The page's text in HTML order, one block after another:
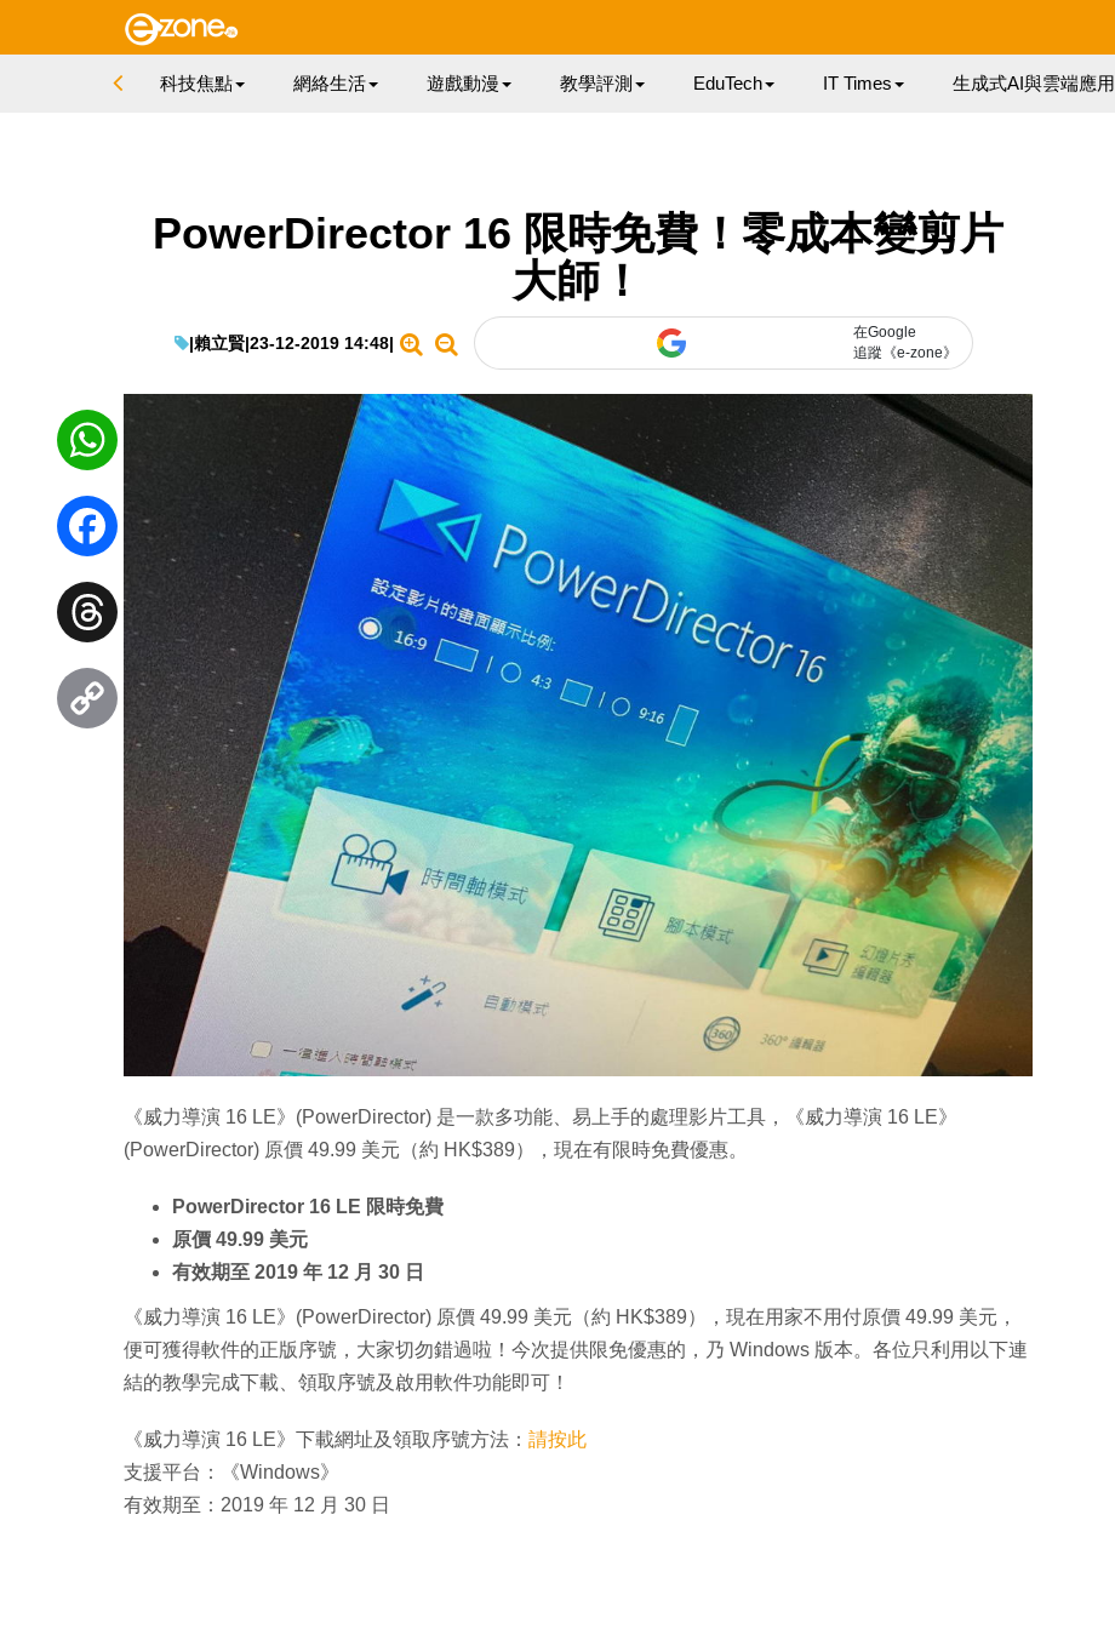
科技焦點 網絡生活 遊戲動漫 教學評測 EduTech IT Times 生成式AI與雲端應用
PowerDirector 16 限時免費！零成本變剪片
大師！
|賴立賢|23-12-2019 14:48|
在Google
追蹤《e-zone》
《威力導演 16 LE》(PowerDirector) 是一款多功能、易上手的處理影片工具，《威力導演 16 LE》
(PowerDirector) 原價 49.99 美元（約 HK$389），現在有限時免費優惠。
PowerDirector 16 LE 限時免費
原價 49.99 美元
有效期至 2019 年 12 月 30 日
《威力導演 16 LE》(PowerDirector) 原價 49.99 美元（約 HK$389），現在用家不用付原價 49.99 美元，
便可獲得軟件的正版序號，大家切勿錯過啦！今次提供限免優惠的，乃 Windows 版本。各位只利用以下連
結的教學完成下載、領取序號及啟用軟件功能即可！
《威力導演 16 LE》下載網址及領取序號方法： 請按此
支援平台：《Windows》
有效期至：2019 年 12 月 30 日
WhatsApp
Facebook
Threads
Copy
Link